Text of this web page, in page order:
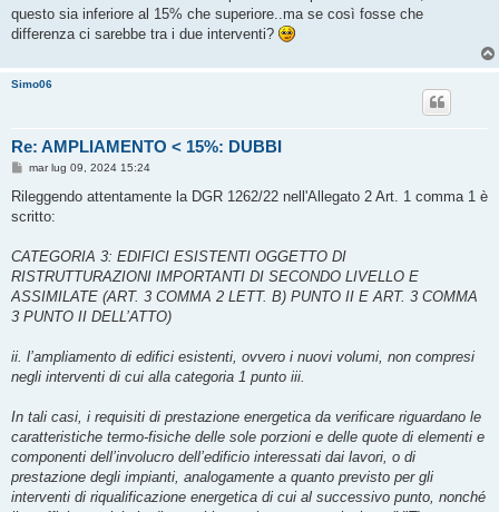
g
i
questo sia inferiore al 15% che superiore..ma se così fosse che
differenza ci sarebbe tra i due interventi?
Simo06
Re: AMPLIAMENTO < 15%: DUBBI
M
s
a
i
o
mar lug 09, 2024 15:24
Rileggendo attentamente la DGR 1262/22 nell'Allegato 2 Art. 1 comma 1 è
scritto:
CATEGORIA 3: EDIFICI ESISTENTI OGGETTO DI
RISTRUTTURAZIONI IMPORTANTI DI SECONDO LIVELLO E
ASSIMILATE (ART. 3 COMMA 2 LETT. B) PUNTO II E ART. 3 COMMA
3 PUNTO II DELL’ATTO)
ii. l’ampliamento di edifici esistenti, ovvero i nuovi volumi, non compresi
negli interventi di cui alla categoria 1 punto iii.
In tali casi, i requisiti di prestazione energetica da verificare riguardano le
caratteristiche termo-fisiche delle sole porzioni e delle quote di elementi e
componenti dell’involucro dell’edificio interessati dai lavori, o di
prestazione degli impianti, analogamente a quanto previsto per gli
interventi di riqualificazione energetica di cui al successivo punto, nonché